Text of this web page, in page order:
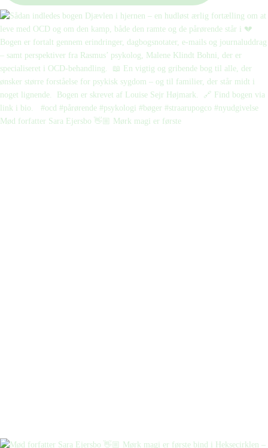
Mød forfatter Sara Ejersbo 👋🏼 Mørk magi er første